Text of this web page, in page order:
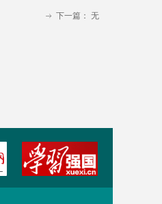
ꁹ 下一篇： 无